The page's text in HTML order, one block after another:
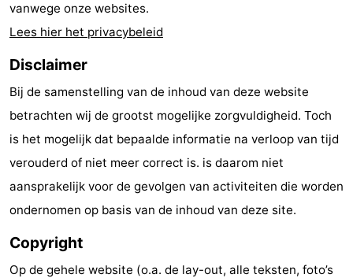
Vlaanderen
-
Gent
-
Ieper
De
Kust
-
Natuur
Zwin
-
Heist
Zeebrugge
-
vanwege onze websites.
Lees hier het privacybeleid
Disclaimer
Bij de samenstelling van de inhoud van deze website
betrachten wij de grootst mogelijke zorgvuldigheid. Toch
is het mogelijk dat bepaalde informatie na verloop van tijd
verouderd of niet meer correct is. is daarom niet
aansprakelijk voor de gevolgen van activiteiten die worden
ondernomen op basis van de inhoud van deze site.
Copyright
Op de gehele website (o.a. de lay-out, alle teksten, foto’s